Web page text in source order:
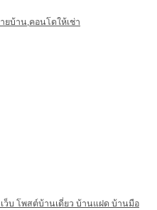
ยบ้าน,คอนโดให้เช่า
ว็บ โพสต์บ้านเดี่ยว บ้านแฝด บ้านมือ